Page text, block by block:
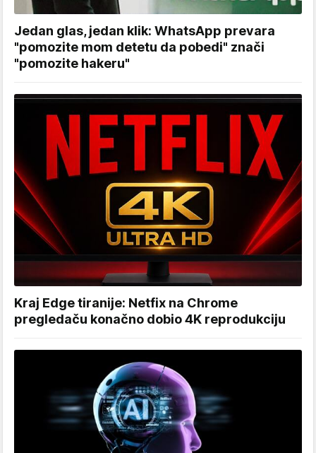
Jedan glas, jedan klik: WhatsApp prevara
"pomozite mom detetu da pobedi" znači
"pomozite hakeru"
Kraj Edge tiranije: Netfix na Chrome
pregledaču konačno dobio 4K reprodukciju